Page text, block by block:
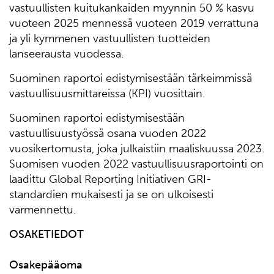
vastuullisten kuitukankaiden myynnin 50 % kasvu
vuoteen 2025 mennessä vuoteen 2019 verrattuna
ja yli kymmenen vastuullisten tuotteiden
lanseerausta vuodessa.
Suominen raportoi edistymisestään tärkeimmissä
vastuullisuusmittareissa (KPI) vuosittain.
Suominen raportoi edistymisestään
vastuullisuustyössä osana vuoden 2022
vuosikertomusta, joka julkaistiin maaliskuussa 2023.
Suomisen vuoden 2022 vastuullisuusraportointi on
laadittu Global Reporting Initiativen GRI-
standardien mukaisesti ja se on ulkoisesti
varmennettu.
OSAKETIEDOT
Osakepääoma